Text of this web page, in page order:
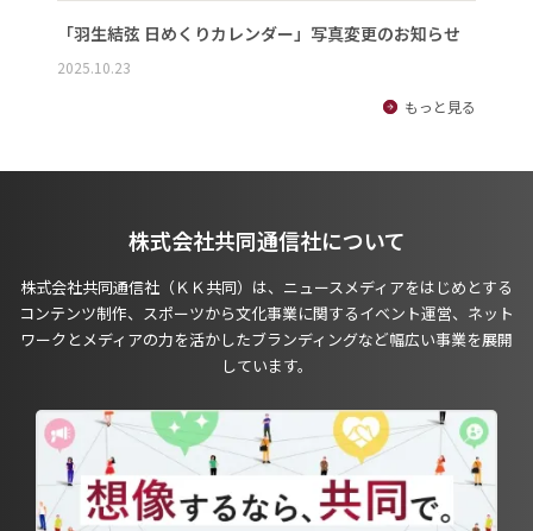
「羽生結弦 日めくりカレンダー」写真変更のお知らせ
2025.10.23
もっと見る
株式会社共同通信社について
株式会社共同通信社（ＫＫ共同）は、ニュースメディアをはじめとする
コンテンツ制作、スポーツから文化事業に関するイベント運営、ネット
ワークとメディアの力を活かしたブランディングなど幅広い事業を展開
しています。